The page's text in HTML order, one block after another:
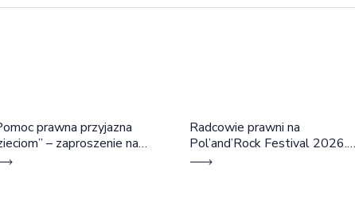
prawna przyjazna
– zaproszenie na
Radcowie prawni na
Pol’and’Rock Festival 2026.
Cztery dni rozmów, edukacji i